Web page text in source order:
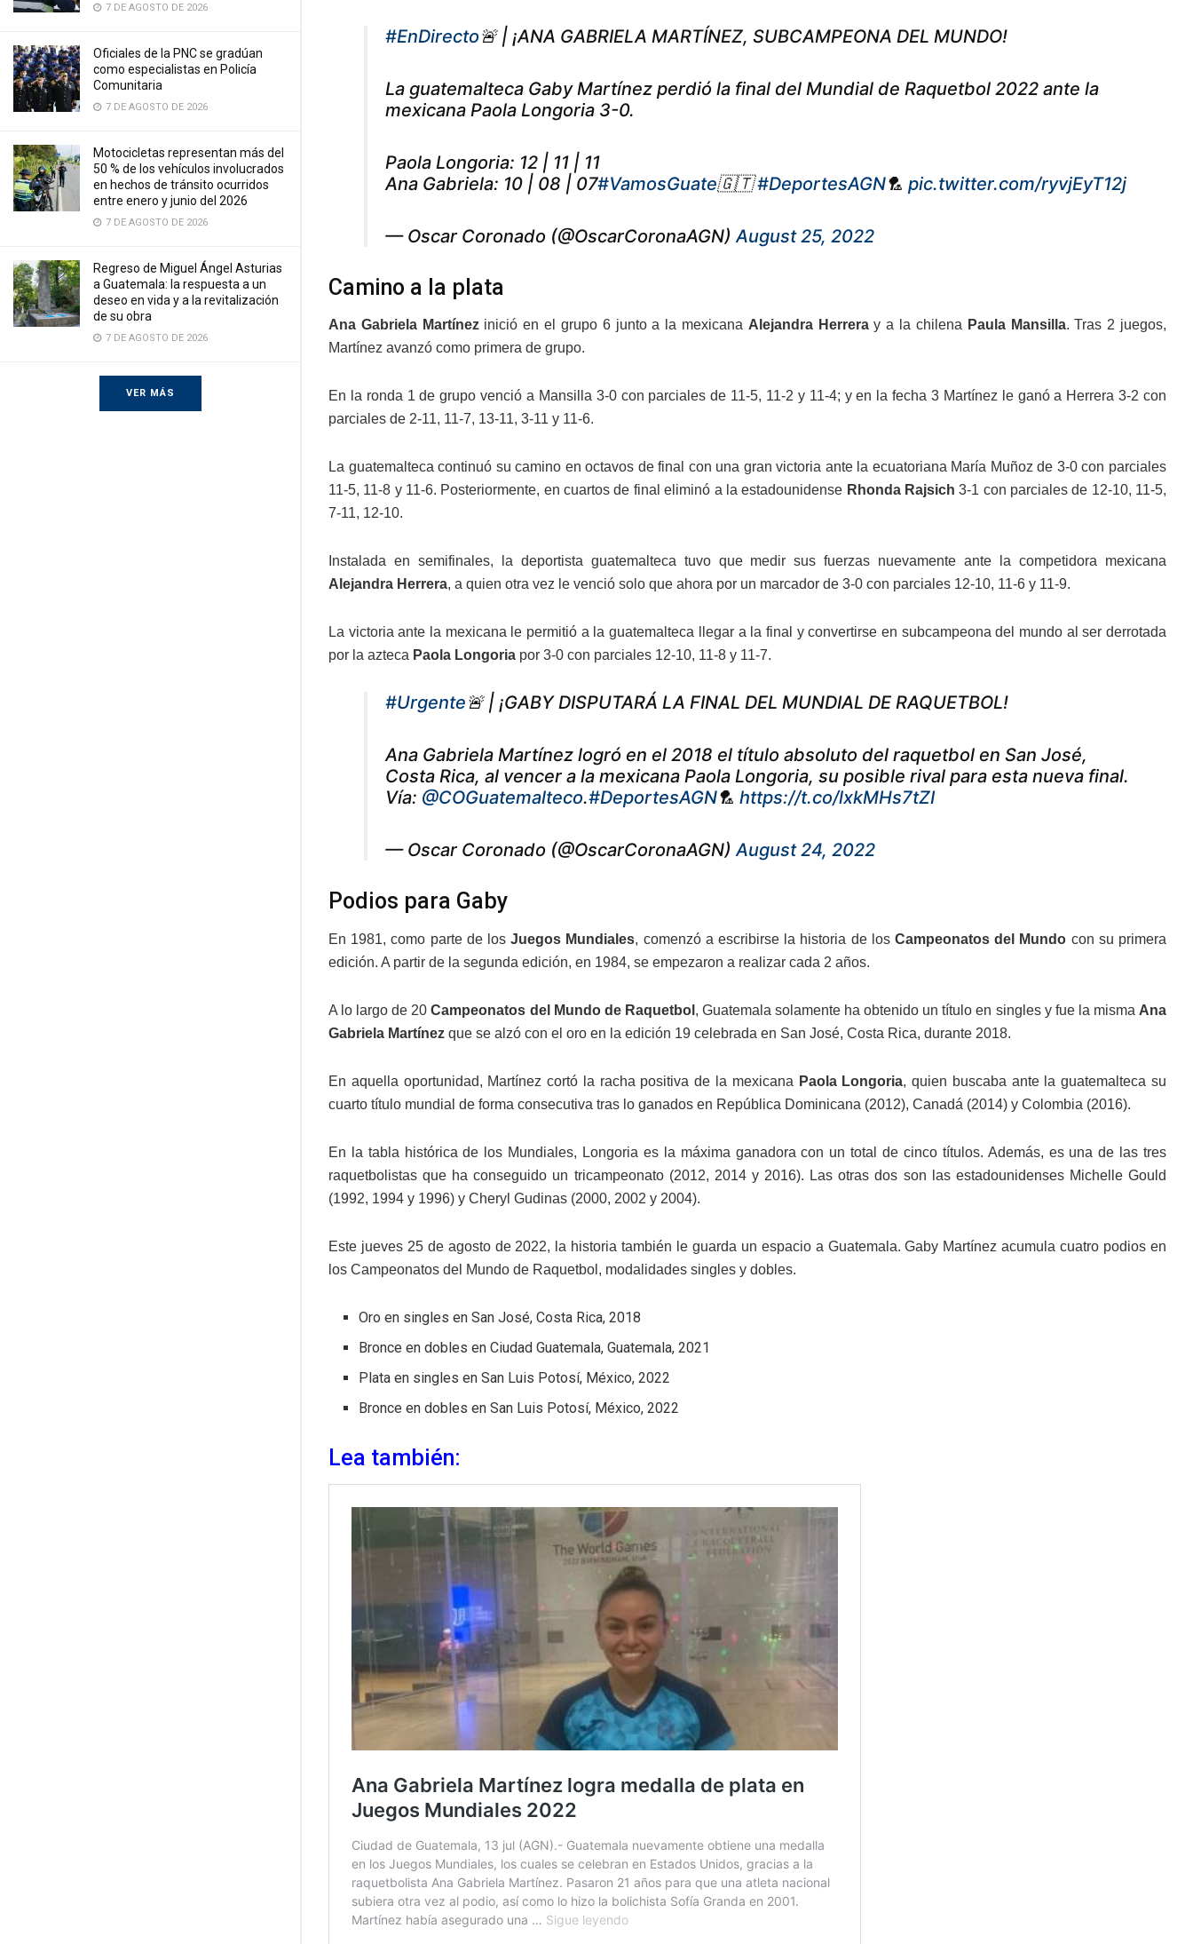
7 DE AGOSTO DE 2026
Oficiales de la PNC se gradúan
como especialistas en Policía
Comunitaria
7 DE AGOSTO DE 2026
Motocicletas representan más del
50 % de los vehículos involucrados
en hechos de tránsito ocurridos
entre enero y junio del 2026
7 DE AGOSTO DE 2026
Regreso de Miguel Ángel Asturias
a Guatemala: la respuesta a un
deseo en vida y a la revitalización
de su obra
7 DE AGOSTO DE 2026
VER MÁS
#EnDirecto🚨 | ¡ANA GABRIELA MARTÍNEZ, SUBCAMPEONA DEL MUNDO!
La guatemalteca Gaby Martínez perdió la final del Mundial de Raquetbol 2022 ante la
mexicana Paola Longoria 3-0.
Paola Longoria: 12 | 11 | 11
Ana Gabriela: 10 | 08 | 07#VamosGuate🇬🇹#DeportesAGN🏸 pic.twitter.com/ryvjEyT12j
— Oscar Coronado (@OscarCoronaAGN) August 25, 2022
Camino a la plata
Ana Gabriela Martínezinició en el grupo 6 junto a la mexicana Alejandra Herreray a la chilena Paula Mansilla. Tras 2 juegos,
Martínez avanzó como primera de grupo.
En la ronda 1 de grupo venció a Mansilla 3-0 con parciales de 11-5, 11-2 y 11-4; y en la fecha 3 Martínez le ganó a Herrera 3-2 con
parciales de 2-11, 11-7, 13-11, 3-11 y 11-6.
La guatemalteca continuó su camino en octavos de final con una gran victoria ante la ecuatoriana María Muñoz de 3-0 con parciales
11-5, 11-8 y 11-6. Posteriormente, en cuartos de final eliminó a la estadounidense Rhonda Rajsich 3-1 con parciales de 12-10, 11-5,
7-11, 12-10.
Instalada en semifinales, la deportista guatemalteca tuvo que medir sus fuerzas nuevamente ante la competidora mexicana
Alejandra Herrera, a quien otra vez le venció solo que ahora por un marcador de 3-0 con parciales 12-10, 11-6 y 11-9.
La victoria ante la mexicana le permitió a la guatemalteca llegar a la final y convertirse en subcampeona del mundo al ser derrotada
por la azteca Paola Longoria por 3-0 con parciales 12-10, 11-8 y 11-7.
#Urgente🚨 | ¡GABY DISPUTARÁ LA FINAL DEL MUNDIAL DE RAQUETBOL!
Ana Gabriela Martínez logró en el 2018 el título absoluto del raquetbol en San José,
Costa Rica, al vencer a la mexicana Paola Longoria, su posible rival para esta nueva final.
Vía: @COGuatemalteco.#DeportesAGN🏸 https://t.co/lxkMHs7tZI
— Oscar Coronado (@OscarCoronaAGN)August 24, 2022
Podios para Gaby
En 1981, como parte de losJuegos Mundiales, comenzó a escribirse la historia de losCampeonatos del Mundo con su primera
edición. A partir de la segunda edición, en 1984, se empezaron a realizar cada 2 años.
A lo largo de 20Campeonatos del Mundo de Raquetbol , Guatemala solamente ha obtenido un título en singles y fue la misma Ana
Gabriela Martínez que se alzó con el oro en la edición 19 celebrada en San José, Costa Rica, durante 2018.
En aquella oportunidad, Martínez cortó la racha positiva de la mexicana Paola Longoria, quien buscaba ante la guatemalteca su
cuarto título mundial de forma consecutiva tras lo ganados en República Dominicana (2012), Canadá (2014) y Colombia (2016).
En la tabla histórica de los Mundiales, Longoria es la máxima ganadora con un total de cinco títulos. Además, es una de las tres
raquetbolistas que ha conseguido un tricampeonato (2012, 2014 y 2016). Las otras dos son las estadounidenses Michelle Gould
(1992, 1994 y 1996) y Cheryl Gudinas (2000, 2002 y 2004).
Este jueves 25 de agosto de 2022, la historia también le guarda un espacio a Guatemala. Gaby Martínez acumula cuatro podios en
los Campeonatos del Mundo de Raquetbol, modalidades singles y dobles.
Oro en singles en San José, Costa Rica, 2018
Bronce en dobles en Ciudad Guatemala, Guatemala, 2021
Plata en singles en San Luis Potosí, México, 2022
Bronce en dobles en San Luis Potosí, México, 2022
Lea también: